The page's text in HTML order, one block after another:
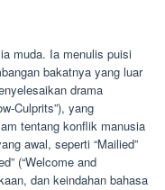
muda. Ia menulis puisi
bakatnya yang luar
drama
Culprits”), yang
tentang konflik manusia
awal, seperti “Mailied”
(“Welcome and
dan keindahan bahasa